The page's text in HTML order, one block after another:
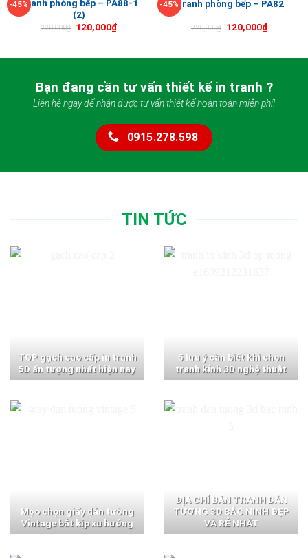
-45%Tranh phòng bếp – PA88-1
(2)
220,000₫ 120,000₫
-45%Tranh phòng bếp – PA82
220,000₫ 120,000₫
Bạn đang cần tư vấn thiết kế in tranh ?
Liên hệ ngay để nhận được tư vấn thiết kế hoàn toàn miễn phí!
0915.278.598
TIN TỨC
TOP gạch cao cấp in tranh
5D ấn tượng nhất hiện nay
5 lưu ý cần biết khi chọn
tranh kính 3D nghệ thuật
Mẹo chọn giấy dán tường
Vintage bắt kịp xu hướng
ĐỊA CHỈ BÁN TRANH DÁN
TƯỜNG 3D BẮC NINH ĐẸP
VÀ RẺ NHẤT